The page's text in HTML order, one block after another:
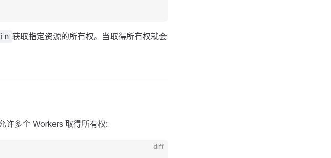
获取指定资源的所有权。当取得所有权就会
许多个 Workers 取得所有权:
diff